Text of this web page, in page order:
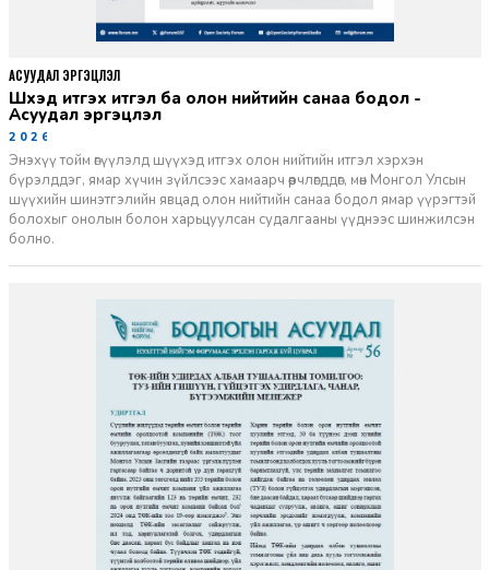
Шүүхэд итгэх итгэл ба олон нийтийн санаа бодол -
Асуудал эргэцүүлэл
2026-06-11
Энэхүү тойм өгүүлэлд шүүхэд итгэх олон нийтийн итгэл хэрхэн
бүрэлддэг, ямар хүчин зүйлсээс хамаарч өөрчлөгддөг, мөн Монгол Улсын
шүүхийн шинэтгэлийн явцад олон нийтийн санаа бодол ямар үүрэгтэй
болохыг онолын болон харьцуулсан судалгааны үүднээс шинжилсэн
болно.
АСУУДАЛ ЭРГЭЦҮҮЛЭЛ